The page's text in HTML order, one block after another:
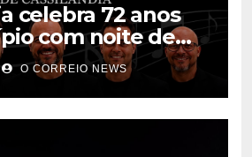
celebra 72 anos
com noite de
e interação na
O CORREIO NEWS